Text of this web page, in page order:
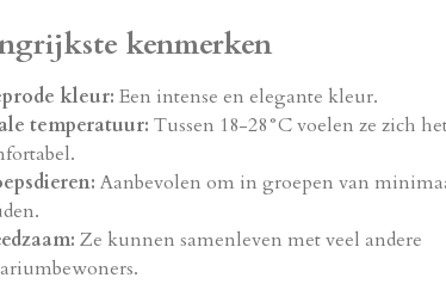
kenmerken
kleur: Een intense en elegante kleur.
temperatuur: Tussen 18-28°C voelen ze zich
Aanbevolen om in groepen van
Ze kunnen samenleven met veel andere